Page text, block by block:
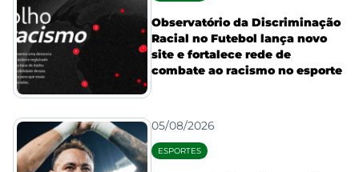
Observatório da Discriminação
Racial no Futebol lança novo
site e fortalece rede de
combate ao racismo no esporte
05/08/2026
ESPORTES